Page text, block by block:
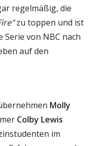
regelmäßig, die
zu toppen und ist
von NBC nach
auf den
Molly
Colby Lewis
im